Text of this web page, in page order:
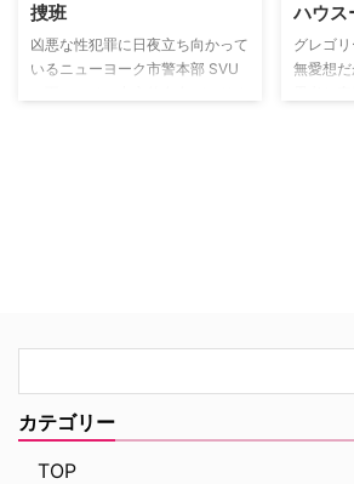
展開に。
捜班
凶悪な性犯罪に日夜立ち向かって
いるニューヨーク市警本部 SVU
を入れていく。
ハウス
グレゴ
無愛想
作り、
治療の
カテゴリー
TOP